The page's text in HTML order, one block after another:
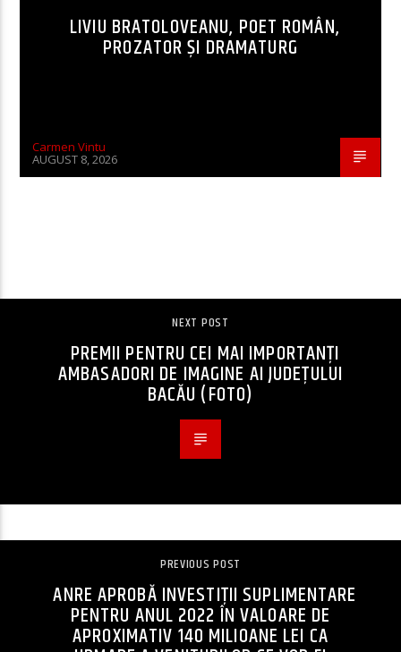
LIVIU BRATOLOVEANU, POET ROMÂN,
PROZATOR ȘI DRAMATURG
Carmen Vintu
AUGUST 8, 2026
NEXT POST
PREMII PENTRU CEI MAI IMPORTANȚI
AMBASADORI DE IMAGINE AI JUDEȚULUI
BACĂU (FOTO)
PREVIOUS POST
ANRE APROBĂ INVESTIȚII SUPLIMENTARE
PENTRU ANUL 2022 ÎN VALOARE DE
APROXIMATIV 140 MILIOANE LEI CA